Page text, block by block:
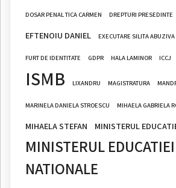
DOSAR PENAL TICA CARMEN DREPTURI PRESEDINTE
EFTENOIU DANIEL EXECUTARE SILITA ABUZIVA
FURT DE IDENTITATE GDPR HALA LAMINOR ICCJ
ISMB LIXANDRU MAGISTRATURA
MARINELA DANIELA STROESCU MIHAELA GABRIELA
MIHAELA STEFAN MINISTERUL
MINISTERUL EDUCATIEI
NATIONALE